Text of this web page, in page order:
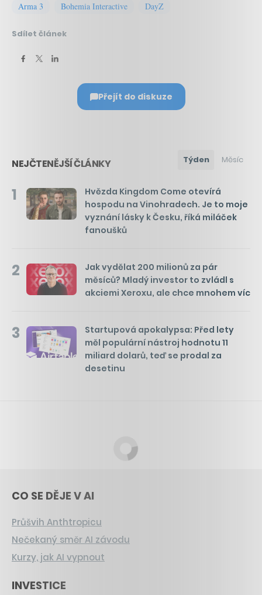
Arma 3 Bohemia Interactive DayZ
Sdílet článek
Přejít do diskuze
NEJČTENĚJŠÍ ČLÁNKY Týden Měsíc
1
Hvězda Kingdom Come otevírá
hospodu na Vinohradech. Je to moje
vyznání lásky k Česku, říká miláček
fanoušků
2
Jak vydělat 200 milionů za pár
měsíců? Mladý investor to zvládl s
akciemi Xeroxu, ale chce mnohem víc
3
Startupová apokalypsa: Před lety
měl populární nástroj hodnotu 11
miliard dolarů, teď se prodal za
desetinu
CO SE DĚJE V AI
Průšvih Anthtropicu
Nečekaný směr AI závodu
Kurzy, jak AI vypnout
INVESTICE